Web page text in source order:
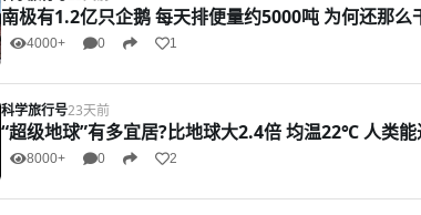
南极有1.2亿只企鹅 每天排便量约5000吨 为何还那么
4000+ 0 1
科学旅行号23天前
“超级地球”有多宜居?比地球大2.4倍 均温22℃ 人类能
8000+ 0 2